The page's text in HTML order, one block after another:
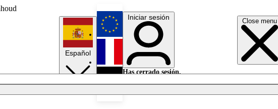
Close menu
Español
English
Français
Iniciar sesión
Has cerrado sesión.